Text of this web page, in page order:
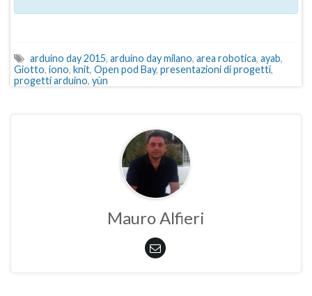
arduino day 2015, arduino day milano, area robotica, ayab,
Giotto, iono, knit, Open pod Bay, presentazioni di progetti,
progetti arduino, yùn
Mauro Alfieri